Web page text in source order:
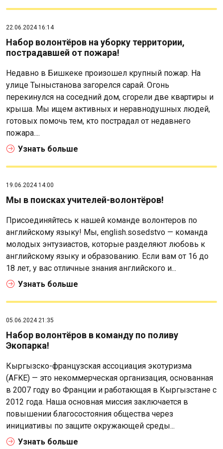
22.06.2024 16:14
Набор волонтёров на уборку территории,
пострадавшей от пожара!
Недавно в Бишкеке произошел крупный пожар. На
улице Тыныстанова загорелся сарай. Огонь
перекинулся на соседний дом, сгорели две квартиры и
крыша. Мы ищем активных и неравнодушных людей,
готовых помочь тем, кто пострадал от недавнего
пожара....
Узнать больше
19.06.2024 14:00
Мы в поисках учителей-волонтёров!
Присоединяйтесь к нашей команде волонтеров по
английскому языку! Мы, english.sosedstvo — команда
молодых энтузиастов, которые разделяют любовь к
английскому языку и образованию. Если вам от 16 до
18 лет, у вас отличные знания английского и...
Узнать больше
05.06.2024 21:35
Набор волонтёров в команду по поливу
Экопарка!
Кыргызско-французская ассоциация экотуризма
(AFKE) — это некоммерческая организация, основанная
в 2007 году во Франции и работающая в Кыргызстане с
2012 года. Наша основная миссия заключается в
повышении благосостояния общества через
инициативы по защите окружающей среды...
Узнать больше